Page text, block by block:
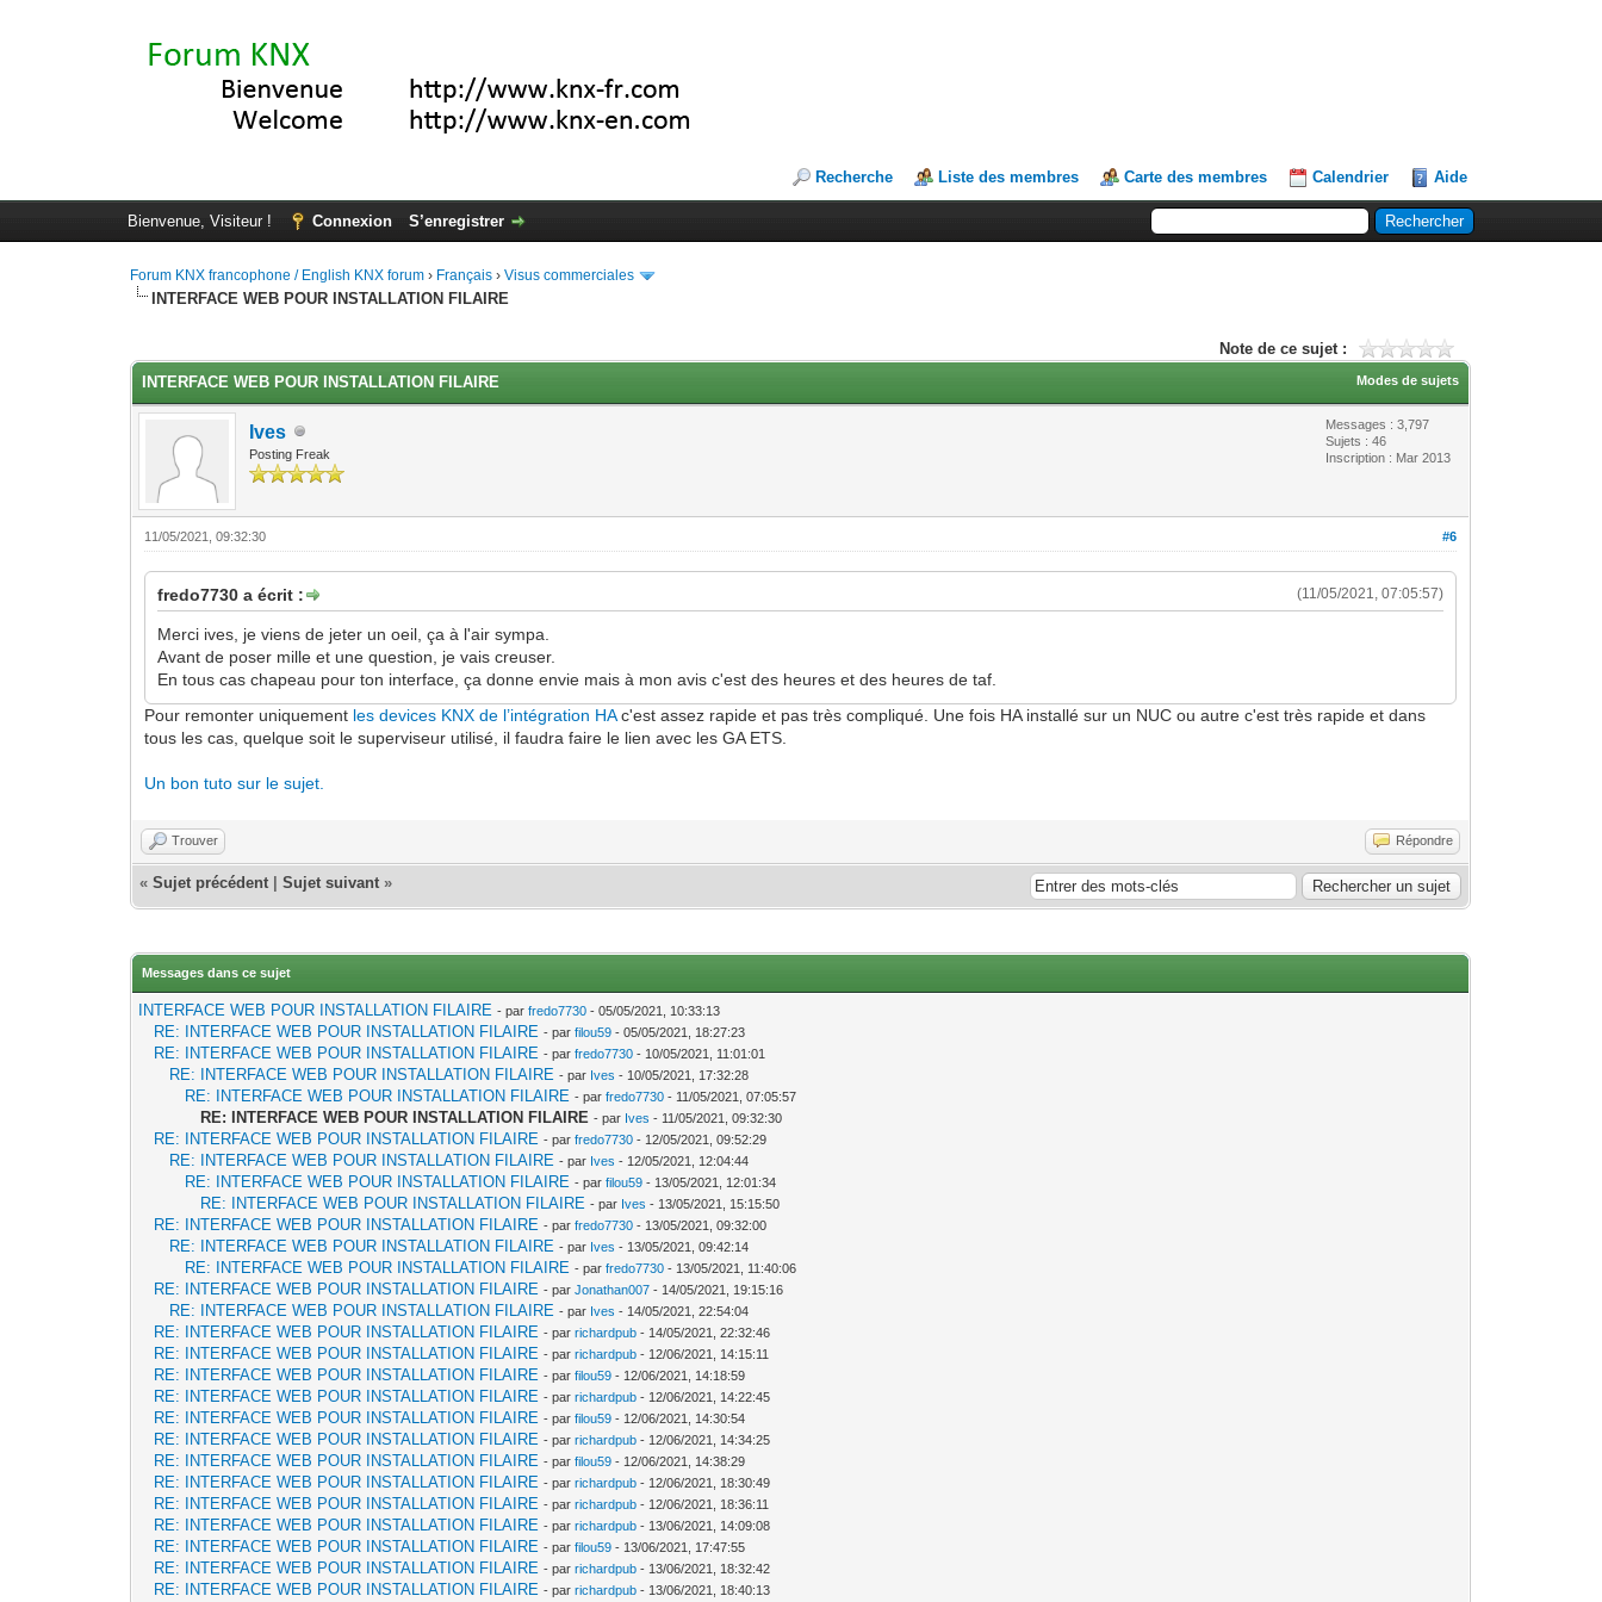
Recherche Liste des membres Carte des membres Calendrier Aide
Bienvenue, Visiteur ! Connexion S’enregistrer
Forum KNX francophone / English KNX forum › Français ›Visus commerciales
INTERFACE WEB POUR INSTALLATION FILAIRE
Note de ce sujet :
Modes de sujets
INTERFACE WEB POUR INSTALLATION FILAIRE
Ives
Posting Freak
Messages : 3,797
Sujets : 46
Inscription : Mar 2013
#6
11/05/2021, 09:32:30
(11/05/2021, 07:05:57)
fredo7730 a écrit :
Merci ives, je viens de jeter un oeil, ça à l'air sympa.
Avant de poser mille et une question, je vais creuser.
En tous cas chapeau pour ton interface, ça donne envie mais à mon avis c'est des heures et des heures de taf.
Pour remonter uniquement les devices KNX de l’intégration HAc'est assez rapide et pas très compliqué. Une fois HA installé sur un NUC ou autre c'est très rapide et dans
tous les cas, quelque soit le superviseur utilisé, il faudra faire le lien avec les GA ETS.
Un bon tuto sur le sujet.
Trouver Répondre
«Sujet précédent |Sujet suivant »
Messages dans ce sujet
INTERFACE WEB POUR INSTALLATION FILAIRE - parfredo7730 - 05/05/2021, 10:33:13
RE: INTERFACE WEB POUR INSTALLATION FILAIRE - parfilou59 - 05/05/2021, 18:27:23
RE: INTERFACE WEB POUR INSTALLATION FILAIRE - parfredo7730 - 10/05/2021, 11:01:01
RE: INTERFACE WEB POUR INSTALLATION FILAIRE - par Ives - 10/05/2021, 17:32:28
RE: INTERFACE WEB POUR INSTALLATION FILAIRE - parfredo7730 - 11/05/2021, 07:05:57
RE: INTERFACE WEB POUR INSTALLATION FILAIRE - par Ives - 11/05/2021, 09:32:30
RE: INTERFACE WEB POUR INSTALLATION FILAIRE - parfredo7730 - 12/05/2021, 09:52:29
RE: INTERFACE WEB POUR INSTALLATION FILAIRE - par Ives - 12/05/2021, 12:04:44
RE: INTERFACE WEB POUR INSTALLATION FILAIRE - parfilou59 - 13/05/2021, 12:01:34
RE: INTERFACE WEB POUR INSTALLATION FILAIRE - par Ives - 13/05/2021, 15:15:50
RE: INTERFACE WEB POUR INSTALLATION FILAIRE - parfredo7730 - 13/05/2021, 09:32:00
RE: INTERFACE WEB POUR INSTALLATION FILAIRE - par Ives - 13/05/2021, 09:42:14
RE: INTERFACE WEB POUR INSTALLATION FILAIRE - parfredo7730 - 13/05/2021, 11:40:06
RE: INTERFACE WEB POUR INSTALLATION FILAIRE - parJonathan007 - 14/05/2021, 19:15:16
RE: INTERFACE WEB POUR INSTALLATION FILAIRE - par Ives - 14/05/2021, 22:54:04
RE: INTERFACE WEB POUR INSTALLATION FILAIRE - parrichardpub - 14/05/2021, 22:32:46
RE: INTERFACE WEB POUR INSTALLATION FILAIRE - parrichardpub - 12/06/2021, 14:15:11
RE: INTERFACE WEB POUR INSTALLATION FILAIRE - parfilou59 - 12/06/2021, 14:18:59
RE: INTERFACE WEB POUR INSTALLATION FILAIRE - parrichardpub - 12/06/2021, 14:22:45
RE: INTERFACE WEB POUR INSTALLATION FILAIRE - parfilou59 - 12/06/2021, 14:30:54
RE: INTERFACE WEB POUR INSTALLATION FILAIRE - parrichardpub - 12/06/2021, 14:34:25
RE: INTERFACE WEB POUR INSTALLATION FILAIRE - parfilou59 - 12/06/2021, 14:38:29
RE: INTERFACE WEB POUR INSTALLATION FILAIRE - parrichardpub - 12/06/2021, 18:30:49
RE: INTERFACE WEB POUR INSTALLATION FILAIRE - parrichardpub - 12/06/2021, 18:36:11
RE: INTERFACE WEB POUR INSTALLATION FILAIRE - parrichardpub - 13/06/2021, 14:09:08
RE: INTERFACE WEB POUR INSTALLATION FILAIRE - parfilou59 - 13/06/2021, 17:47:55
RE: INTERFACE WEB POUR INSTALLATION FILAIRE - parrichardpub - 13/06/2021, 18:32:42
RE: INTERFACE WEB POUR INSTALLATION FILAIRE - parrichardpub - 13/06/2021, 18:40:13